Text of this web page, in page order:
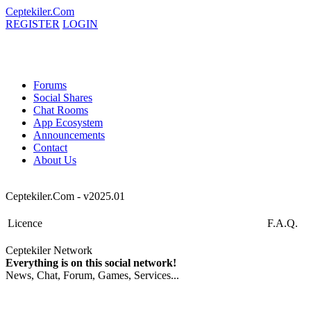
Ceptekiler.Com
REGISTER LOGIN
Forums
Social Shares
Chat Rooms
App Ecosystem
Announcements
Contact
About Us
Ceptekiler.Com - v2025.01
Licence F.A.Q.
Ceptekiler Network
Everything is on this social network!
News, Chat, Forum, Games, Services...